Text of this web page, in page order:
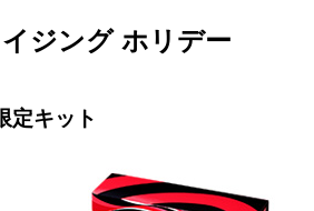
イジング ホリデー
定キット